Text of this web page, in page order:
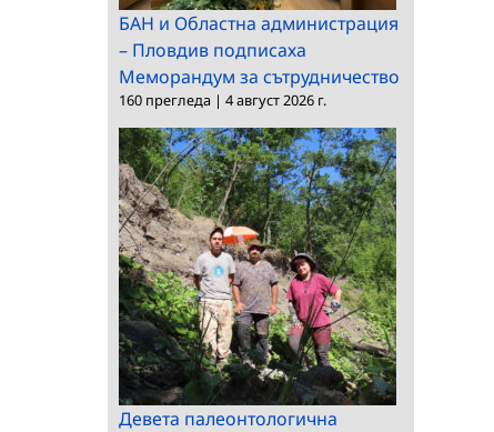
БАН и Областна администрация
– Пловдив подписаха
Меморандум за сътрудничество
160 прегледа | 4 август 2026 г.
Девета палеонтологична